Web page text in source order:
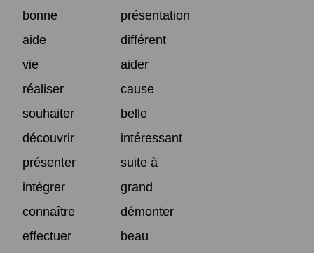
bonne
présentation
aide
différent
vie
aider
réaliser
cause
souhaiter
belle
découvrir
intéressant
présenter
suite à
intégrer
grand
connaître
démonter
effectuer
beau